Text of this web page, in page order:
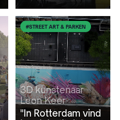
#STREET ART & PARKEN
3D kunstenaar
Leon Keer
"In Rotterdam vind